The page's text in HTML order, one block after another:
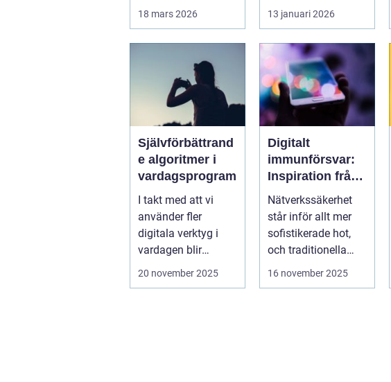
lugn, fokus...
18 mars 2026
stä...
13 januari 2026
Självförbättrand
e algoritmer i
vardagsprogram
I takt med att vi
använder fler
digitala verktyg i
vardagen blir
mjukvarans
20 november 2025
Digitalt
immunförsvar:
Inspiration från
biologiska
system för att
stärka
nätverkssäkerhe
Nätverkssäkerhet
står inför allt mer
sofistikerade hot,
och traditionella
16 november 2025